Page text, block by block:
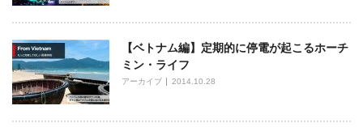
【ベトナム編】定期的に停電が起こるホーチ
ミン・ライフ
アーカイブ 2014.10.28